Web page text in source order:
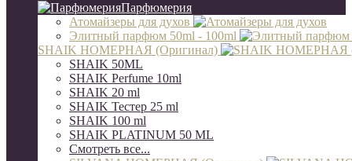
Парфюмерия
Атомайзеры для духов
Элитный парфюм 50ml - 100ml
SHAIK НОМЕРНАЯ (Оригинал)
SHAIK 50ML
SHAIK Perfume 10ml
SHAIK 20 ml
SHAIK Тестер 25 ml
SHAIK 100 ml
SHAIK PLATINUM 50 ML
Смотреть все...